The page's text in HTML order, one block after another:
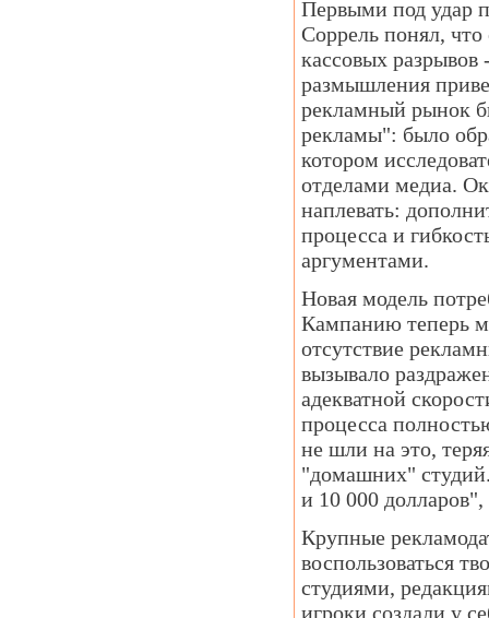
Первыми под удар
Соррель понял,
кассовых
размышления
рекламный рынок
рекламы": было
котором
отделами медиа.
наплевать:
процесса и
аргументами.
Новая модель
Кампанию теперь
отсутствие
вызывало
адекватной
процесса
не шли на это,
"домашних"
и 10 000
Крупные
воспользоваться
студиями,
игроки создали у